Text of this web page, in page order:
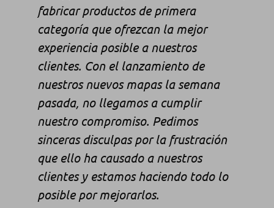
fabricar productos de primera
categoría que ofrezcan la mejor
experiencia posible a nuestros
clientes. Con el lanzamiento de
nuestros nuevos mapas la semana
pasada, no llegamos a cumplir
nuestro compromiso. Pedimos
sinceras disculpas por la frustración
que ello ha causado a nuestros
clientes y estamos haciendo todo lo
posible por mejorarlos.